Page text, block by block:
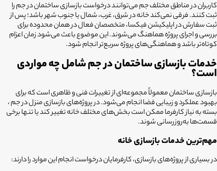
کاربران در مناطق مختلف جممی‌توانند درخواستبازسازی ساختمان در جمرا
ثبت کنند. فرقی نمی‌کند خانه در شرق، غرب، شمال یا جنوب شهر باشد؛ پس از
ثبت سفارش در اپلیکیشن فیکسا، متخصصان فعال در همان محدوده برای
بررسی و اجرای پروژه هماهنگ می‌شوند. این موضوع باعث می‌شود زمان اعزام
کوتاه‌تر باشد و هماهنگی‌های پروژه سریع‌تر انجام شود.
خدمات بازسازی ساختمان در جم شامل چه مواردی
است؟
بازسازی ساختمان معمولاً مجموعه‌ای از تغییرات فنی و ظاهری است که برای
بهبود عملکرد و زیبایی فضا انجام می‌شود. در پروژه‌های بازسازی منزل در جم ،
بسته به نیاز کارفرما ممکن است بخش‌های مختلف خانه تغییر کند یا تنها برخی
قسمت‌ها به‌روزرسانی شوند.
مهم‌ترین خدمات بازسازی خانه
در بسیاری از پروژه‌های بازسازی، کارفرمایان درخواست انجام این موارد را دارند: